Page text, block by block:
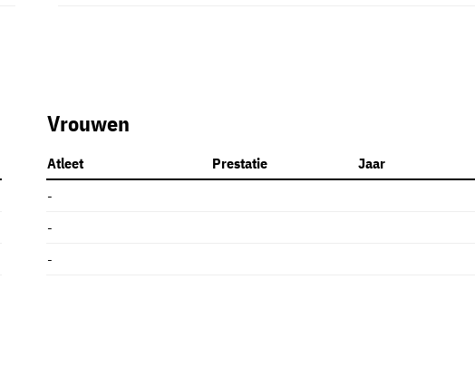
Vrouwen
Atleet Prestatie
Jaar
-
-
-